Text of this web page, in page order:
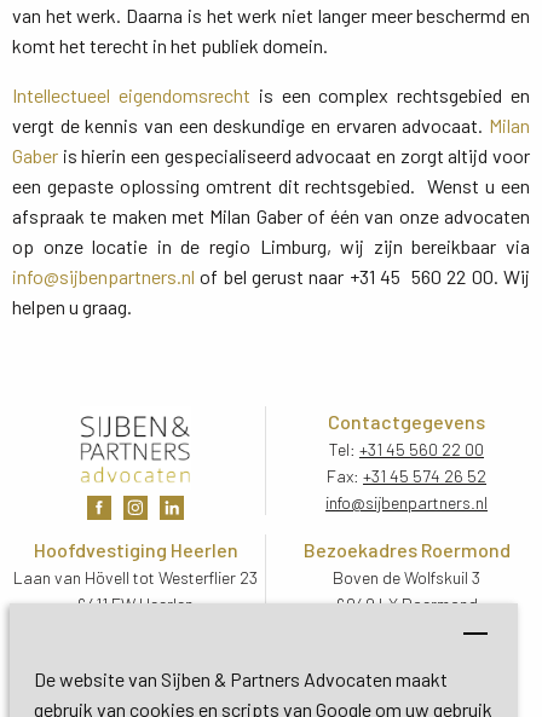
De website van Sijben & Partners Advocaten maakt
gebruik van cookies en scripts van Google om uw gebruik
van het werk. Daarna is het werk niet langer meer beschermd en
komt het terecht in het publiek domein.
Intellectueel eigendomsrecht is een complex rechtsgebied en
vergt de kennis van een deskundige en ervaren advocaat. Milan
Gaber is hierin een gespecialiseerd advocaat en zorgt altijd voor
een gepaste oplossing omtrent dit rechtsgebied. Wenst u een
afspraak te maken met Milan Gaber of één van onze advocaten
op onze locatie in de regio Limburg, wij zijn bereikbaar via
info@sijbenpartners.nl of bel gerust naar +31 45 560 22 00. Wij
helpen u graag.
Contactgegevens
Tel: +31 45 560 22 00
Fax: +31 45 574 26 52
info@sijbenpartners.nl
Hoofdvestiging Heerlen
Laan van Hövell tot Westerflier 23
6411 EW Heerlen
Bezoekadres Roermond
Boven de Wolfskuil 3
6049 LX Roermond
Routebeschrijving
Bezoekadres De Bilt
Soestdijkseweg Zuid 13